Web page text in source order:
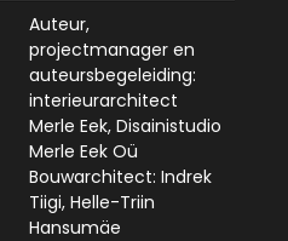
Auteur,
projectmanager en
auteursbegeleiding:
interieurarchitect
Merle Eek, Disainistudio
Merle Eek Oü
Bouwarchitect: Indrek
Tiigi, Helle-Triin
Hansumäe